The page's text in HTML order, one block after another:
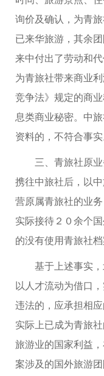
询价及确认，为青
已来华旅游，其余
来中付出了劳动和
为青旅社带来商业
竞争法》规定的商
息类商业秘密。中
资料的，不符合事实
三、青旅社原业
携往中旅社后，以
营原属青旅社的业
实际接待２０余个
的没有使用青旅社
基于上述事实，
以人才流动为借口
违法的，应承担相
实际上已成为青旅
旅游业的国家利益
案涉及的国外旅游